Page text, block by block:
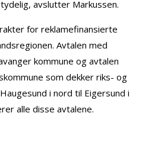
avslutter Markussen.
for reklamefinansierte
Avtalen med
kommune og avtalen
som dekker riks- og
i nord til Eigersund i
alle disse avtalene.